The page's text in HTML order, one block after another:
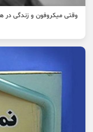
وقتی میکروفون و زندگی در